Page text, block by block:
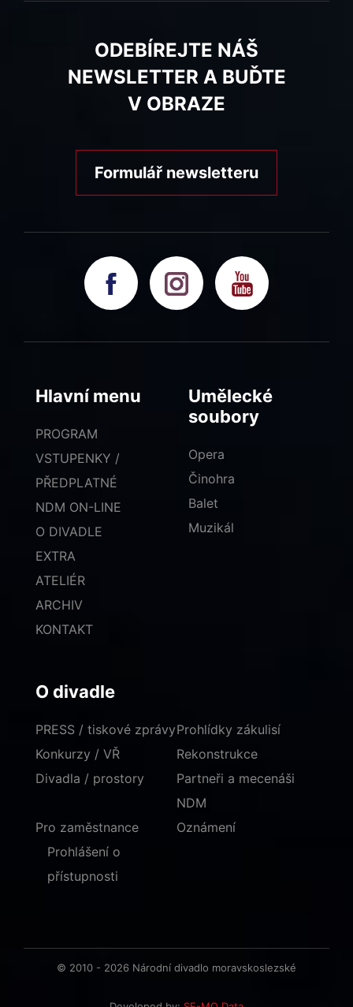
ODEBÍREJTE NÁŠ
NEWSLETTER A BUĎTE
V OBRAZE
Formulář newsletteru
Hlavní menu
PROGRAM
VSTUPENKY /
PŘEDPLATNÉ
NDM ON-LINE
O DIVADLE
EXTRA
ATELIÉR
ARCHIV
KONTAKT
Umělecké
soubory
Opera
Činohra
Balet
Muzikál
O divadle
PRESS / tiskové zprávy
Konkurzy / VŘ
Divadla / prostory
Prohlídky zákulisí
Rekonstrukce
Partneři a mecenáši
NDM
Pro zaměstnance
Oznámení
Prohlášení o
přístupnosti
© 2010 - 2026 Národní divadlo moravskoslezské